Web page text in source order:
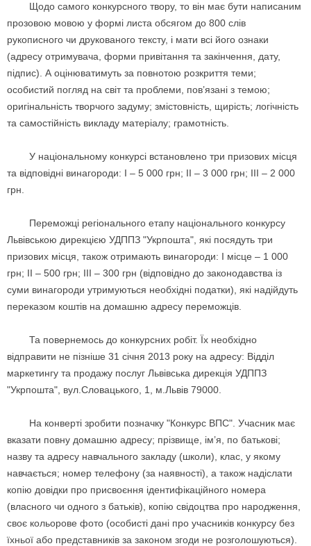
Щодо самого конкурсного твору, то він має бути написаним
прозовою мовою у формі листа обсягом до 800 слів
рукописного чи друкованого тексту, і мати всі його ознаки
(адресу отримувача, форми привітання та закінчення, дату,
підпис). А оцінюватимуть за повнотою розкриття теми;
особистий погляд на світ та проблеми, пов’язані з темою;
оригінальність творчого задуму; змістовність, щирість; логічність
та самостійність викладу матеріалу; грамотність.
У національному конкурсі встановлено три призових місця
та відповідні винагороди: І – 5 000 грн; II – 3 000 грн; III – 2 000
грн.
Переможці регіонального етапу національного конкурсу
Львівською дирекцією УДППЗ "Укрпошта", які посядуть три
призових місця, також отримають винагороди: І місце – 1 000
грн; II – 500 грн; III – 300 грн (відповідно до законодавства із
суми винагороди утримуються необхідні податки), які надійдуть
переказом коштів на домашню адресу переможців.
Та повернемось до конкурсних робіт. Їх необхідно
відправити не пізніше 31 січня 2013 року на адресу: Відділ
маркетингу та продажу послуг Львівська дирекція УДППЗ
"Укрпошта", вул.Словацького, 1, м.Львів 79000.
На конверті зробити позначку "Конкурс ВПС". Учасник має
вказати повну домашню адресу; прізвище, ім’я, по батькові;
назву та адресу навчального закладу (школи), клас, у якому
навчається; номер телефону (за наявності), а також надіслати
копію довідки про присвоєння ідентифікаційного номера
(власного чи одного з батьків), копію свідоцтва про народження,
своє кольорове фото (особисті дані про учасників конкурсу без
їхньої або представників за законом згоди не розголошуються).